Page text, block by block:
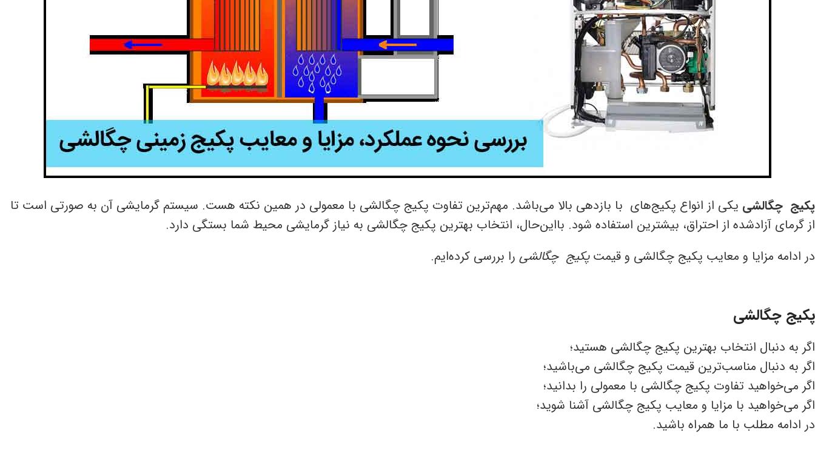
پکیج چگالشی یکی از انواع پکیج‌های با بازدهی بالا می‌باشد. مهم‌ترین تفاوت پکیج چگالشی با معمولی در همین نکته هست. سیستم گرمایشی آن به صورتی است تا
از گرمای آزادشده از احتراق، بیشترین استفاده شود. بااین‌حال، انتخاب بهترین پکیج چگالشی به نیاز گرمایشی محیط شما بستگی دارد.
در ادامه مزایا و معایب پکیج چگالشی و قیمتپکیج چگالشی را بررسی کرده‌ایم.
پکیج چگالشی
اگر به دنبال انتخاب بهترین پکیج چگالشی هستید؛
اگر به دنبال مناسب‌ترین قیمت پکیج چگالشی می‌باشید؛
اگر می‌خواهید تفاوت پکیج چگالشی با معمولی را بدانید؛
اگر می‌خواهید با مزایا و معایب پکیج چگالشی آشنا شوید؛
در ادامه مطلب با ما همراه باشید.